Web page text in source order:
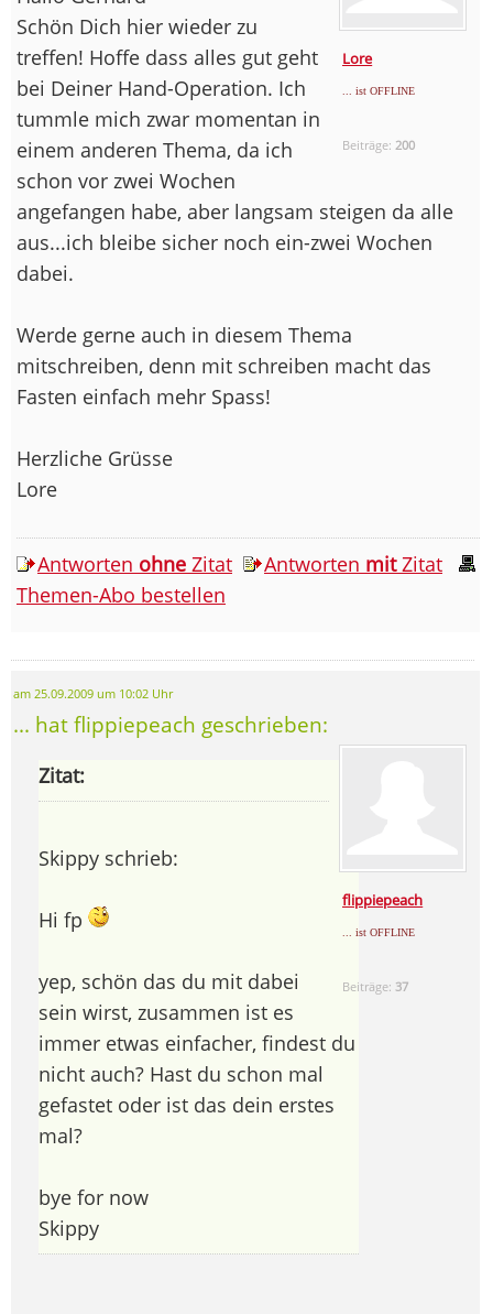
Lore
... ist OFFLINE
Beiträge: 200
Schön Dich hier wieder zu
treffen! Hoffe dass alles gut geht
bei Deiner Hand-Operation. Ich
tummle mich zwar momentan in
einem anderen Thema, da ich
schon vor zwei Wochen
angefangen habe, aber langsam steigen da alle
aus...ich bleibe sicher noch ein-zwei Wochen
dabei.
Werde gerne auch in diesem Thema
mitschreiben, denn mit schreiben macht das
Fasten einfach mehr Spass!
Herzliche Grüsse
Lore
Antworten ohne Zitat Antworten mitZitat
Themen-Abo bestellen
am 25.09.2009 um 10:02 Uhr
... hat flippiepeach geschrieben:
flippiepeach
... ist OFFLINE
Beiträge: 37
Zitat:
Skippy schrieb:
Hi fp
yep, schön das du mit dabei
sein wirst, zusammen ist es
immer etwas einfacher, findest du
nicht auch? Hast du schon mal
gefastet oder ist das dein erstes
mal?
bye for now
Skippy